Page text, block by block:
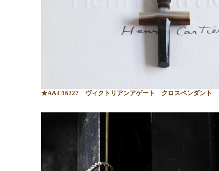
★A&C16227 ヴィクトリアンアゲート クロスペンダント